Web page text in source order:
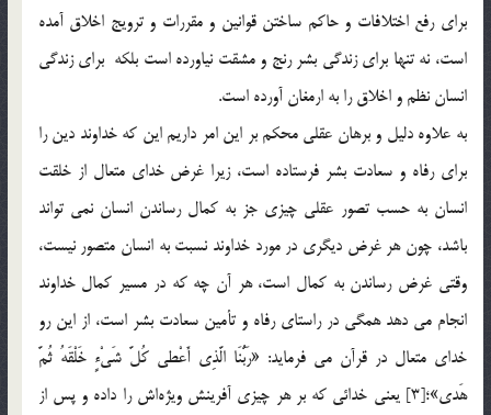
برای رفع اختلافات و حاکم ساختن قوانین و مقررات و ترویج اخلاق آمده
است، نه تنها برای زندگی بشر رنج و مشقت نیاورده است بلکه برای زندگی
انسان نظم و اخلاق را به ارمغان آورده است.
به علاوه دلیل و برهان عقلی محکم بر این امر داریم این که خداوند دین را
برای رفاه و سعادت بشر فرستاده است، زیرا غرض خدای متعال از خلقت
انسان به حسب تصور عقلی چیزی جز به کمال رساندن انسان نمی تواند
باشد، چون هر غرض دیگری در مورد خداوند نسبت به انسان متصور نیست،
وقتی غرض رساندن به کمال است، هر آن چه که در مسیر کمال خداوند
انجام می دهد همگی در راستای رفاه و تأمین سعادت بشر است، از این رو
خدای متعال در قرآن می فرماید: «رَبُّنَا الَّذِي أَعْطى كُلَّ شَيْ‏ءٍ خَلْقَهُ ثُمَّ
هَدى»؛[3] يعني خدائي كه بر هر چيزي آفرينش ويژه‌اش را داده و پس از